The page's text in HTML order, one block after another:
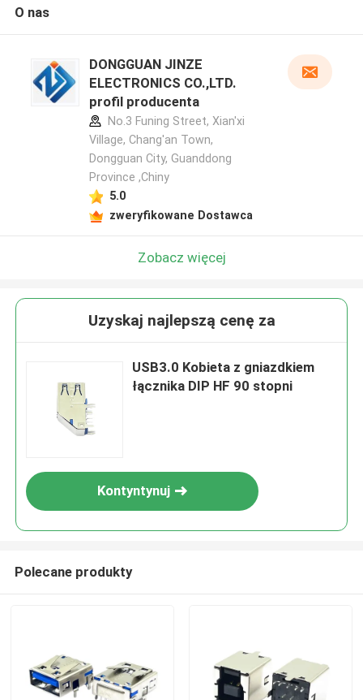
O nas
DONGGUAN JINZE
ELECTRONICS CO.,LTD.
profil producenta
No.3 Funing Street, Xian'xi
Village, Chang'an Town,
Dongguan City, Guanddong
Province ,Chiny
5.0
zweryfikowane Dostawca
Zobacz więcej
Uzyskaj najlepszą cenę za
USB3.0 Kobieta z gniazdkiem
łącznika DIP HF 90 stopni
Kontyntynuj
Polecane produkty